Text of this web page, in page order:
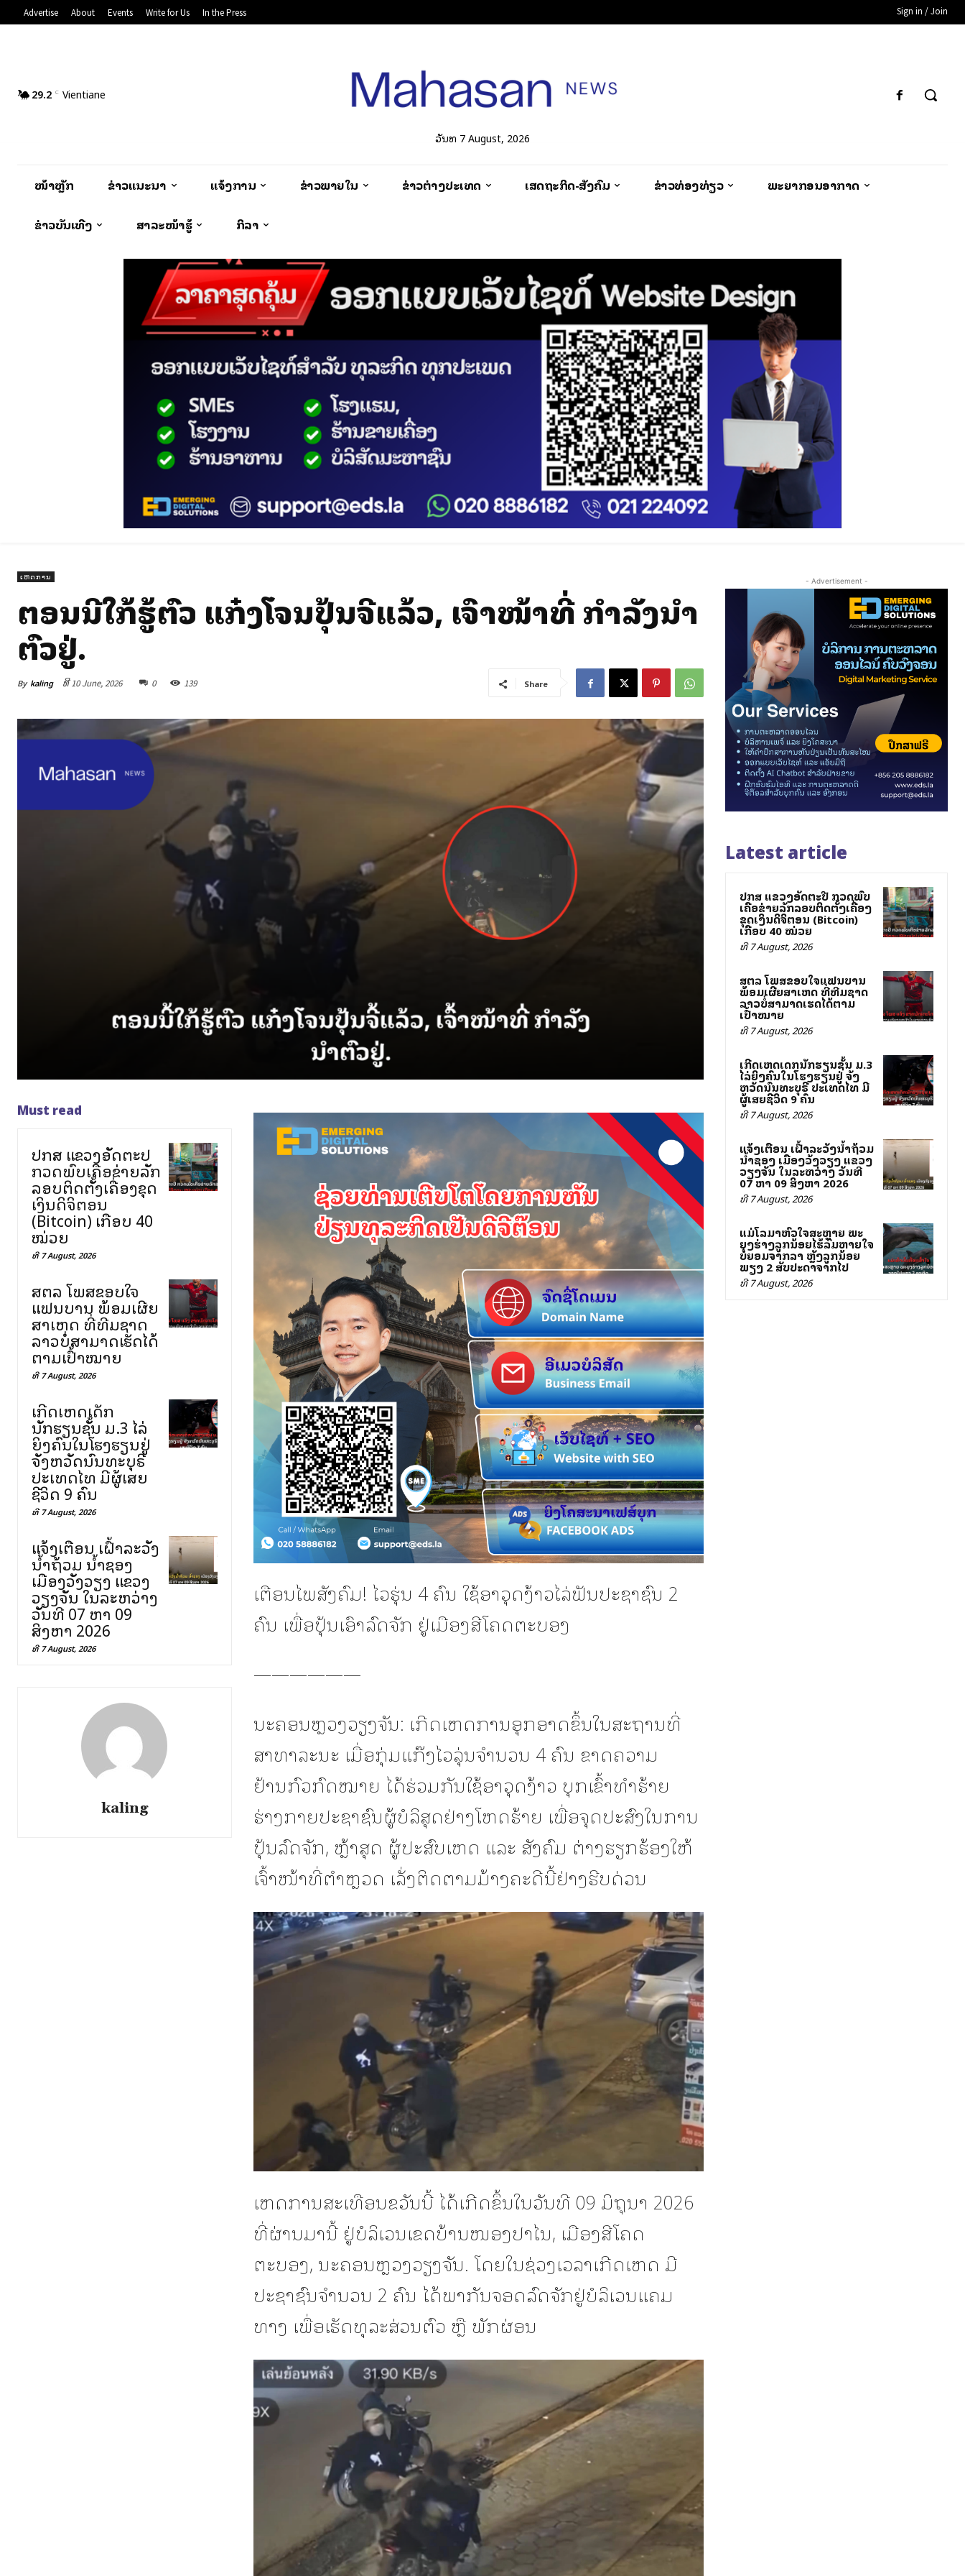
Advertise About Events Write for Us In the Press Sign in / Join
29.2 C Vientiane
ວັນທີ 7 August, 2026
ໜ້າຫຼັກ ຂ່າວແນະນຳ ແຈ້ງການ ຂ່າວພາຍໃນ ຂ່າວຕ່າງປະເທດ ເສດຖະກິດ-ສັງຄົມ ຂ່າວທ່ອງທ່ຽວ ພະຍາກອນອາກາດ
ຂ່າວບັນເທີງ ສາລະໜ້າຮູ້ ກິລາ
ເຫດການ
ຕອນນີ້ໃກ້ຮູ້ຕົວ ແກ໋ງໂຈນປຸ້ນຈີ້ແລ້ວ, ເຈົ້າໜ້າທີ່ ກໍາລັງນຳ
ຕົວຢູ່.
By kaling ທີ 10 June, 2026 0 139 Share
Must read
ປກສ ແຂວງອັດຕະປື
ກວດພົບເຄືອຂ່າຍລັກ
ລອບຕິດຕັ້ງເຄື່ອງຂຸດ
ເງິນດິຈິຕອນ
(Bitcoin) ເກືອບ 40
ໝ່ວຍ
ທີ 7 August, 2026
ສຕລ ໂພສຂອບໃຈ
ແຟນບານ ພ້ອມເຜີຍ
ສາເຫດ ທີ່ທີມຊາດ
ລາວບໍ່ສາມາດເຮັດໄດ້
ຕາມເປົ້າໝາຍ
ທີ 7 August, 2026
ເກີດເຫດເດັກ
ນັກຮຽນຊັ້ນ ມ.3 ໄລ່
ຍິງຄົນໃນໂຮງຮຽນຢູ່
ຈັງຫວັດນົນທະບຸຣີ
ປະເທດໄທ ມີຜູ້ເສຍ
ຊີວິດ 9 ຄົນ
ທີ 7 August, 2026
ແຈ້ງເຕືອນ ເຝົ້າລະວັງ
ນ້ຳຖ້ວມ ນ້ຳຊອງ
ເມືອງວັງວຽງ ແຂວງ
ວຽງຈັນ ໃນລະຫວ່າງ
ວັນທີ 07 ຫາ 09
ສິງຫາ 2026
ທີ 7 August, 2026
kaling
ເຕືອນໄພສັງຄົມ! ໄວຮຸ່ນ 4 ຄົນ ໃຊ້ອາວຸດງ້າວໄລ່ຟັນປະຊາຊົນ 2
ຄົນ ເພື່ອປຸ້ນເອົາລົດຈັກ ຢູ່ເມືອງສີໂຄດຕະບອງ
——————
ນະຄອນຫຼວງວຽງຈັນ: ເກີດເຫດການອຸກອາດຂຶ້ນໃນສະຖານທີ່
ສາທາລະນະ ເມື່ອກຸ່ມແກ໊ງໄວລຸ່ນຈຳນວນ 4 ຄົນ ຂາດຄວາມ
ຢ້ານກົວກົດໝາຍ ໄດ້ຮ່ວມກັນໃຊ້ອາວຸດງ້າວ ບຸກເຂົ້າທຳຮ້າຍ
ຮ່າງກາຍປະຊາຊົນຜູ້ບໍລິສຸດຢ່າງໂຫດຮ້າຍ ເພື່ອຈຸດປະສົງໃນການ
ປຸ້ນລົດຈັກ, ຫຼ້າສຸດ ຜູ້ປະສົບເຫດ ແລະ ສັງຄົມ ຕ່າງຮຽກຮ້ອງໃຫ້
ເຈົ້າໜ້າທີ່ຕຳຫຼວດ ເລັ່ງຕິດຕາມມ້າງຄະດີນີ້ຢ່າງຮີບດ່ວນ
ເຫດການສະເທືອນຂວັນນີ້ ໄດ້ເກີດຂຶ້ນໃນວັນທີ 09 ມິຖຸນາ 2026
ທີ່ຜ່ານມານີ້ ຢູ່ບໍລິເວນເຂດບ້ານໜອງປາໄນ, ເມືອງສີໂຄດ
ຕະບອງ, ນະຄອນຫຼວງວຽງຈັນ. ໂດຍໃນຊ່ວງເວລາເກີດເຫດ ມີ
ປະຊາຊົນຈຳນວນ 2 ຄົນ ໄດ້ພາກັນຈອດລົດຈັກຢູ່ບໍລິເວນແຄມ
ທາງ ເພື່ອເຮັດທຸລະສ່ວນຕົວ ຫຼື ພັກຜ່ອນ
- Advertisement -
Latest article
ປກສ ແຂວງອັດຕະປື ກວດພົບ
ເຄືອຂ່າຍລັກລອບຕິດຕັ້ງເຄື່ອງ
ຂຸດເງິນດິຈິຕອນ (Bitcoin)
ເກືອບ 40 ໝ່ວຍ
ທີ 7 August, 2026
ສຕລ ໂພສຂອບໃຈແຟນບານ
ພ້ອມເຜີຍສາເຫດ ທີ່ທີມຊາດ
ລາວບໍ່ສາມາດເຮັດໄດ້ຕາມ
ເປົ້າໝາຍ
ທີ 7 August, 2026
ເກີດເຫດເດັກນັກຮຽນຊັ້ນ ມ.3
ໄລ່ຍິງຄົນໃນໂຮງຮຽນຢູ່ ຈັງ
ຫວັດນົນທະບຸຣີ ປະເທດໄທ ມີ
ຜູ້ເສຍຊີວິດ 9 ຄົນ
ທີ 7 August, 2026
ແຈ້ງເຕືອນ ເຝົ້າລະວັງນ້ຳຖ້ວມ
ນ້ຳຊອງ ເມືອງວັງວຽງ ແຂວງ
ວຽງຈັນ ໃນລະຫວ່າງ ວັນທີ
07 ຫາ 09 ສິງຫາ 2026
ທີ 7 August, 2026
ແມ່ໂລມາຫົວໃຈສະຫຼາຍ ພະ
ຍຸງຮ່າງລູກນ້ອຍໄຮ້ລົມຫາຍໃຈ
ບໍ່ຍອມຈາກລາ ຫຼັງລູກນ້ອຍ
ພຽງ 2 ສັບປະດາຈາກໄປ
ທີ 7 August, 2026